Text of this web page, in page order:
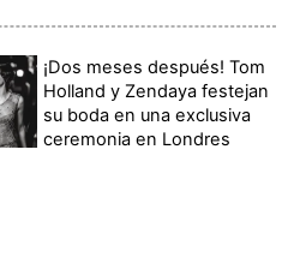
¡Dos meses después! Tom
Holland y Zendaya festejan
su boda en una exclusiva
ceremonia en Londres